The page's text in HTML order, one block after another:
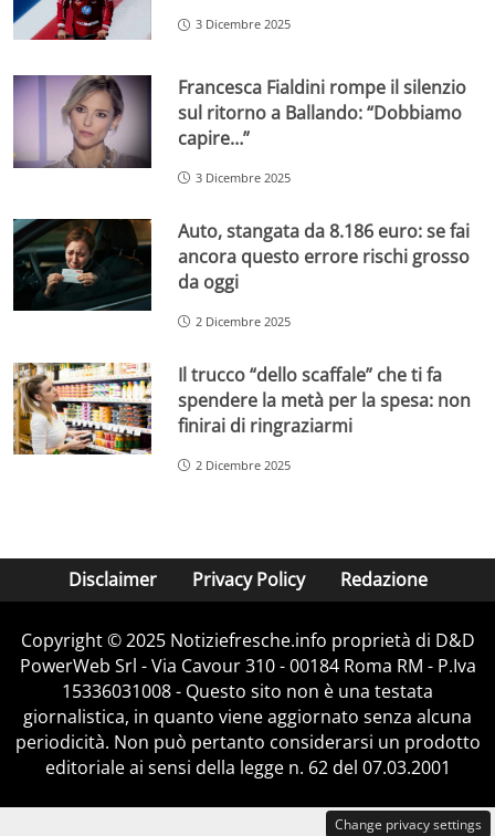
3 Dicembre 2025
Francesca Fialdini rompe il silenzio
sul ritorno a Ballando: “Dobbiamo
capire…”
3 Dicembre 2025
Auto, stangata da 8.186 euro: se fai
ancora questo errore rischi grosso
da oggi
2 Dicembre 2025
Il trucco “dello scaffale” che ti fa
spendere la metà per la spesa: non
finirai di ringraziarmi
2 Dicembre 2025
Disclaimer Privacy Policy Redazione
Copyright © 2025 Notiziefresche.info proprietà di D&D
PowerWeb Srl - Via Cavour 310 - 00184 Roma RM - P.Iva
15336031008 - Questo sito non è una testata
giornalistica, in quanto viene aggiornato senza alcuna
periodicità. Non può pertanto considerarsi un prodotto
editoriale ai sensi della legge n. 62 del 07.03.2001
Change privacy settings